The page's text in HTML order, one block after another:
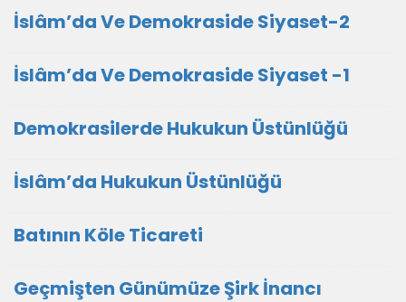
İslâm’da Ve Demokraside Siyaset-2
İslâm’da Ve Demokraside Siyaset -1
Demokrasilerde Hukukun Üstünlüğü
İslâm’da Hukukun Üstünlüğü
Batının Köle Ticareti
Geçmişten Günümüze Şirk İnancı